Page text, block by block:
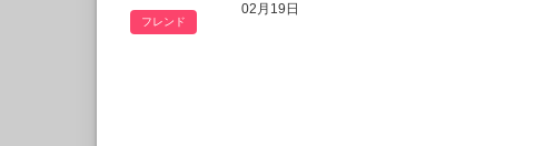
フレンド
02月19日